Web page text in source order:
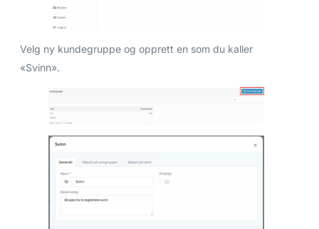
Velg ny kundegruppe og opprett en som du kaller
«Svinn».